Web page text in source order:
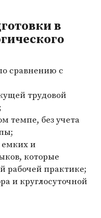
в
сравнению с
трудовой
темпе, без учета
емких и
которые
рабочей практике;
и круглосуточной